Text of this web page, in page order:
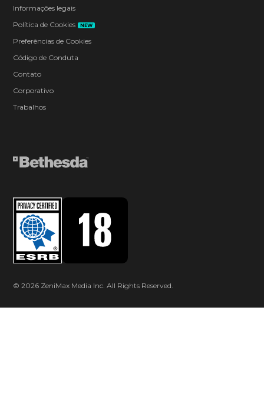
Informações legais
Política de Cookies
NEW
Preferências de Cookies
Código de Conduta
Contato
Corporativo
Trabalhos
© 2026 ZeniMax Media Inc. All Rights Reserved.